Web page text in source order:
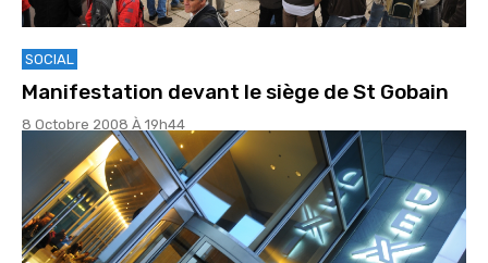
SOCIAL
Manifestation devant le siège de St Gobain
8 Octobre 2008 À 19h44